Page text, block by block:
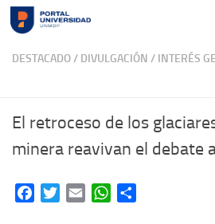
Skip to content
DESTACADO/ DIVULGACIÓN / INTERÉS
El retroceso de los
minera reavivan el debate
FacebookTwitterEmail WhatsApp